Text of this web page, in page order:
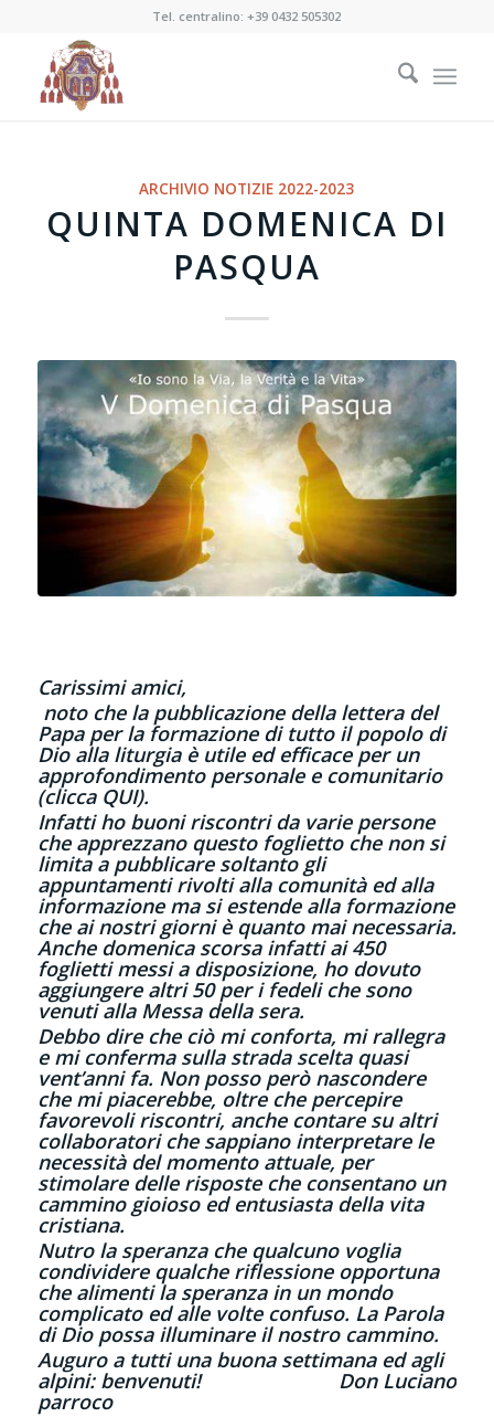
Tel. centralino:+39 0432 505302
ARCHIVIO NOTIZIE 2022-2023
QUINTA DOMENICA DI
PASQUA
Carissimi amici,
noto che la pubblicazione della lettera del
Papa per la formazione di tutto il popolo di
Dio alla liturgia è utile ed efficace per un
approfondimento personale e comunitario
(clicca QUI).
Infatti ho buoni riscontri da varie persone
che apprezzano questo foglietto che non si
limita a pubblicare soltanto gli
appuntamenti rivolti alla comunità ed alla
informazione ma si estende alla formazione
che ai nostri giorni è quanto mai necessaria.
Anche domenica scorsa infatti ai 450
foglietti messi a disposizione, ho dovuto
aggiungere altri 50 per i fedeli che sono
venuti alla Messa della sera.
Debbo dire che ciò mi conforta, mi rallegra
e mi conferma sulla strada scelta quasi
vent’anni fa. Non posso però nascondere
che mi piacerebbe, oltre che percepire
favorevoli riscontri, anche contare su altri
collaboratori che sappiano interpretare le
necessità del momento attuale, per
stimolare delle risposte che consentano un
cammino gioioso ed entusiasta della vita
cristiana.
Nutro la speranza che qualcuno voglia
condividere qualche riflessione opportuna
che alimenti la speranza in un mondo
complicato ed alle volte confuso. La Parola
di Dio possa illuminare il nostro cammino.
Auguro a tutti una buona settimana ed agli
alpini: benvenuti! Don Luciano
parroco